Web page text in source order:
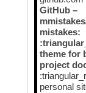
GitHub –
mistakes:
theme for
project
personal